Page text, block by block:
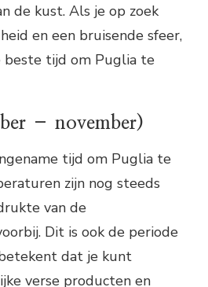
de kust. Als je op zoek
en een bruisende sfeer,
beste tijd om Puglia te
– november)
tijd om Puglia te
zijn nog steeds
van de
Dit is ook de periode
dat je kunt
verse producten en